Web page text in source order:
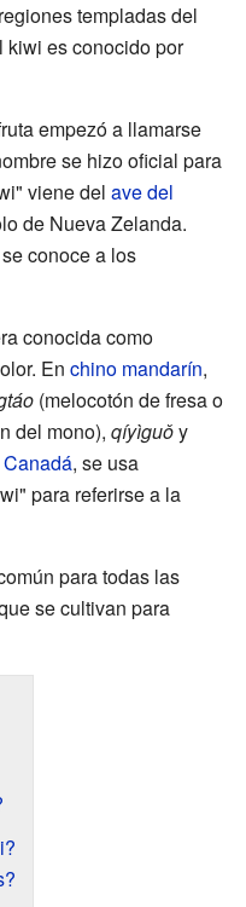
templadas del
kiwi es conocido por
empezó a llamarse
se hizo oficial para
viene del ave del
de Nueva Zelanda.
conoce a los
conocida como
En chino mandarín,
(melocotón de fresa o
del mono), qíyìguǒy
Canadá, se usa
para referirse a la
para todas las
se cultivan para